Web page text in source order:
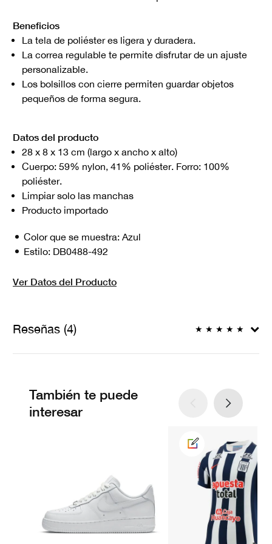
Beneficios
La tela de poliéster es ligera y duradera.
La correa regulable te permite disfrutar de un ajuste
personalizable.
Los bolsillos con cierre permiten guardar objetos
pequeños de forma segura.
Datos del producto
28 x 8 x 13 cm (largo x ancho x alto)
Cuerpo: 59% nylon, 41% poliéster. Forro: 100%
poliéster.
Limpiar solo las manchas
Producto importado
Color que se muestra: Azul
Estilo: DB0488-492
Ver Datos del Producto
Reseñas (4) ★ ★ ★ ★ ★
También te puede
interesar